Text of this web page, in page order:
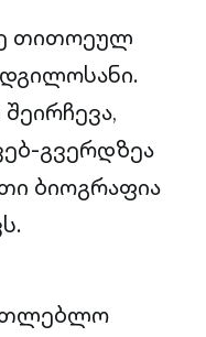
თითოეულ
გვერდზეა
ბიოგრაფია